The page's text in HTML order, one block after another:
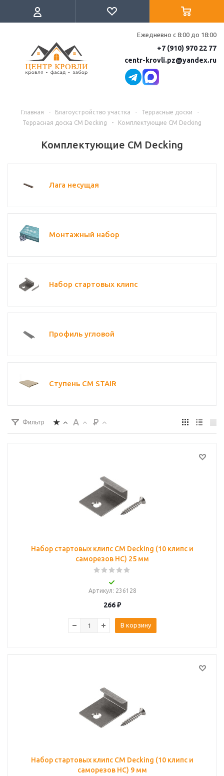
Ежедневно с 8:00 до 18:00
+7 (910) 970 22 77
centr-krovli.pz@yandex.ru
Главная - Благоустройство участка - Террасные доски
-
Террасная доска CM Decking
- Комплектующие CM Decking
Комплектующие CM Decking
Лага несущая
Монтажный набор
Набор стартовых клипс
Профиль угловой
Ступень CM STAIR
Фильтр
Набор стартовых клипс CM Decking (10 клипс и
саморезов НС) 25 мм
Артикул: 236128
266₽
В корзину
Набор стартовых клипс CM Decking (10 клипс и
саморезов НС) 9 мм